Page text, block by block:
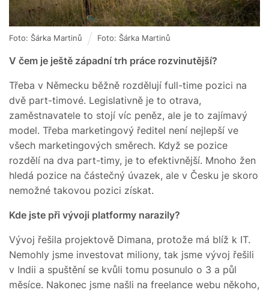
Foto: Šárka Martinů Foto: Šárka Martinů
V čem je ještě západní trh práce rozvinutější?
Třeba v Německu běžně rozdělují full-time pozici na
dvě part-timové. Legislativně je to otrava,
zaměstnavatele to stojí víc peněz, ale je to zajímavý
model. Třeba marketingový ředitel není nejlepší ve
všech marketingových směrech. Když se pozice
rozdělí na dva part-timy, je to efektivnější. Mnoho žen
hledá pozice na částečný úvazek, ale v Česku je skoro
nemožné takovou pozici získat.
Kde jste při vývoji platformy narazily?
Vývoj řešila projektově Dimana, protože má blíž k IT.
Nemohly jsme investovat miliony, tak jsme vývoj řešili
v Indii a spuštění se kvůli tomu posunulo o 3 a půl
měsíce. Nakonec jsme našli na freelance webu někoho,